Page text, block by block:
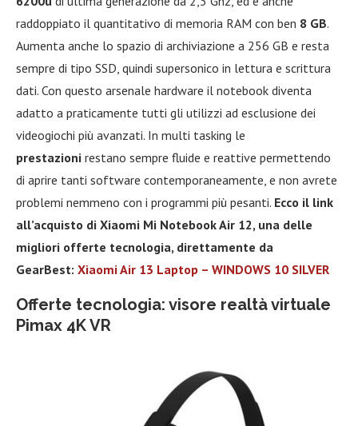
raddoppiato il quantitativo di memoria RAM con ben 8 GB.
Aumenta anche lo spazio di archiviazione a 256 GB e resta
sempre di tipo SSD, quindi supersonico in lettura e scrittura
dati. Con questo arsenale hardware il notebook diventa
adatto a praticamente tutti gli utilizzi ad esclusione dei
videogiochi più avanzati. In multi tasking le
prestazioni restano sempre fluide e reattive permettendo
di aprire tanti software contemporaneamente, e non avrete
problemi nemmeno con i programmi più pesanti. Ecco il link
all’acquisto di Xiaomi Mi Notebook Air 12, una delle
migliori offerte tecnologia, direttamente da
GearBest: Xiaomi Air 13 Laptop – WINDOWS 10 SILVER
Offerte tecnologia: visore realtà virtuale
Pimax 4K VR